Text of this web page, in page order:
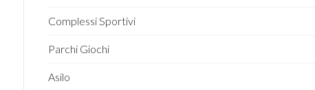
Complessi Sportivi
Parchi Giochi
Asilo
opzioni